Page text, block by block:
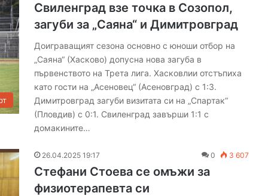
Свиленград взе точка в Созопол,
загуби за „Саяна“ и Димитровград
Доиграващият сезона основно с юноши отбор на
„Саяна“ (Хасково) допусна нова загуба в
първенството на Трета лига. Хасковлии отстъпиха
като гости на „Асеновец“ (Асеновград) с 1:3.
Димитровград загуби визитата си на „Спартак“
(Пловдив) с 0:1. Свиленград завърши 1:1 с
домакините…
26.04.2025 19:17 0 3 607
Стефани Стоева се омъжи за
физиотерапевта си
т
с
л
о
С
р
е
м
о
п
а
з